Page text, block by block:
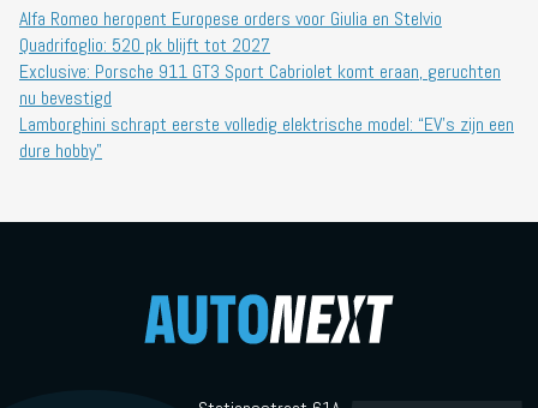
Alfa Romeo heropent Europese orders voor Giulia en Stelvio
Quadrifoglio: 520 pk blijft tot 2027
Exclusive: Porsche 911 GT3 Sport Cabriolet komt eraan, geruchten
nu bevestigd
Lamborghini schrapt eerste volledig elektrische model: “EV’s zijn een
dure hobby”